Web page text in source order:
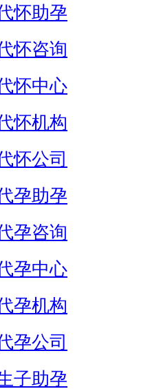
怀助孕
怀咨询
怀中心
怀机构
怀公司
孕助孕
孕咨询
孕中心
孕机构
孕公司
子助孕